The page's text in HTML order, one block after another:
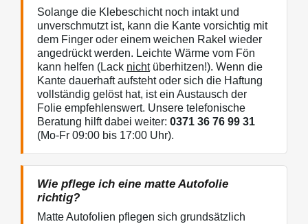
Solange die Klebeschicht noch intakt und
unverschmutzt ist, kann die Kante vorsichtig mit
dem Finger oder einem weichen Rakel wieder
angedrückt werden. Leichte Wärme vom Fön
kann helfen (Lack nichtüberhitzen!). Wenn die
Kante dauerhaft aufsteht oder sich die Haftung
vollständig gelöst hat, ist ein Austausch der
Folie empfehlenswert. Unsere telefonische
Beratung hilft dabei weiter: 0371 36 76 99 31
(Mo-Fr 09:00 bis 17:00 Uhr).
Wie pflege ich eine matte Autofolie
richtig?
Matte Autofolien pflegen sich grundsätzlich